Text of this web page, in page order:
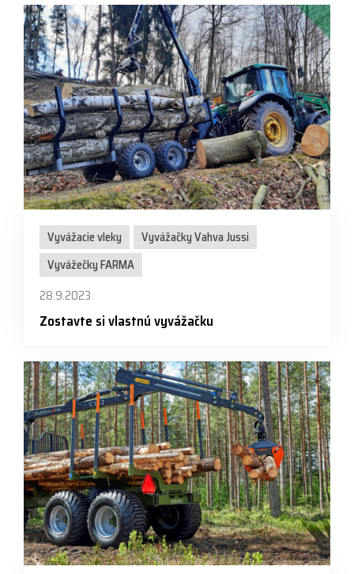
Vyvážacie vleky
Vyvážačky Vahva Jussi
Vyvážečky FARMA
28.9.2023
Zostavte si vlastnú vyvážačku